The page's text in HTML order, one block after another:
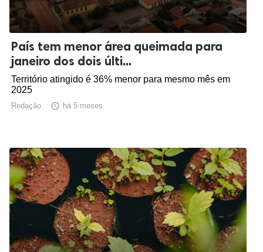
País tem menor área queimada para
janeiro dos dois últi...
Território atingido é 36% menor para mesmo mês em
2025
Redação  há 5 meses